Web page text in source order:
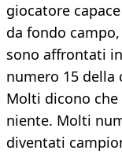
giocatore
da fondo
sono affrontati
numero 15 della
Molti dicono
niente. Molti
diventati